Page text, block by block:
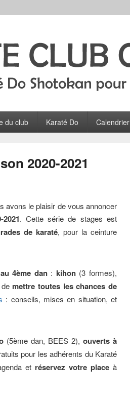
du club Karaté Do Calendrier
2020-2021
avons le plaisir de vous annoncer
. Cette série de stages est
de karaté, pour la ceinture
4ème dan: kihon(3 formes),
mettre toutes les chances de
: conseils, mises en situation, et
(5ème dan, BEES 2), ouverts à
pour les adhérents du Karaté
et réservez votre placeà